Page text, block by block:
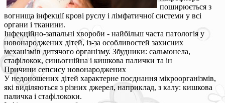
поширюється з
вогнища інфекції крові руслу і лімфатичної системи у всі
органи і тканини.
Інфекційно-запальні хвороби - найбільш часта патологія у
новонароджених дітей, із-за особливостей захисних
механізмів дитячого організму. Збудники: сальмонела,
стафілокок, синьогнійна і кишкова палички та ін
Причини сепсису новонароджених
У недоношених дітей характерне поєднання мікроорганізмів,
які виділяються з різних джерел, наприклад, з калу: кишкова
паличка і стафілококи.